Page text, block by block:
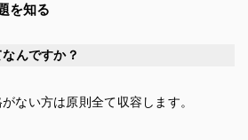
を知る
んですか？
ない方は原則全て収容します。